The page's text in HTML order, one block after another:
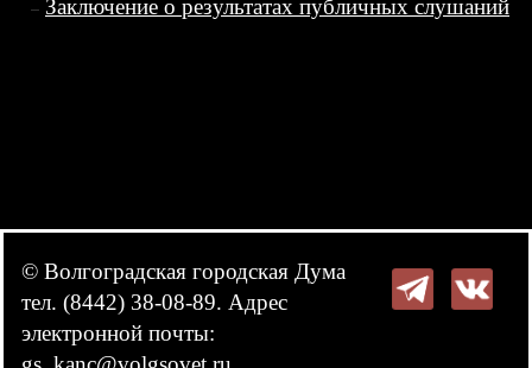
Заключение о результатах публичных слушаний
© Волгоградская городская Дума
тел. (8442) 38-08-89. Адрес
электронной почты: